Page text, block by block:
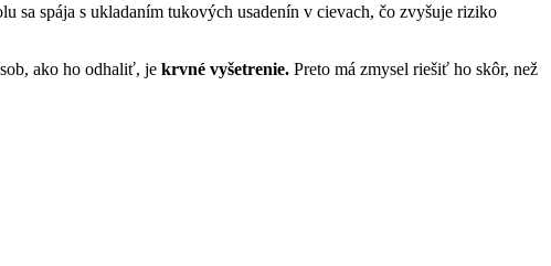
sa spája s ukladaním tukových usadenín v cievach, čo zvyšuje riziko
ako ho odhaliť, je krvné vyšetrenie. Preto má zmysel riešiť ho skôr, než